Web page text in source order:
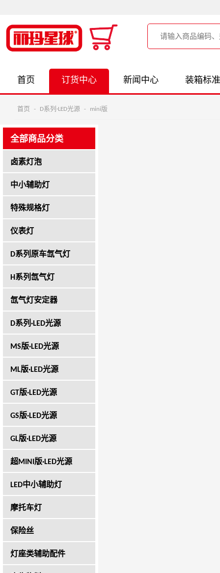
首页 订货中心 新闻中心 装箱标准
首页 - D系列·LED光源 - mini版
全部商品分类
卤素灯泡
中小辅助灯
特殊规格灯
仪表灯
D系列原车氙气灯
H系列氙气灯
氙气灯安定器
D系列·LED光源
MS版·LED光源
ML版·LED光源
GT版·LED光源
GS版·LED光源
GL版·LED光源
超MINI版·LED光源
LED中小辅助灯
摩托车灯
保险丝
灯座类辅助配件